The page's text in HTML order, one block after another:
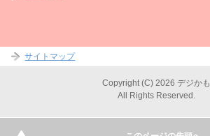
サイトマップ
Copyright (C) 2026 デジかも
All Rights Reserved.